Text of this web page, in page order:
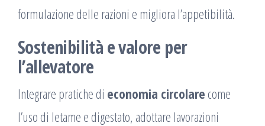
formulazione delle razioni e migliora l’appetibilità.
Sostenibilità e valore per
l’allevatore
Integrare pratiche di economia circolare come
l’uso di letame e digestato, adottare lavorazioni